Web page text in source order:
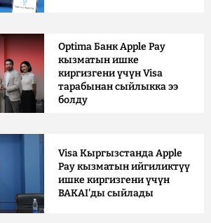
Optima Банк Apple Pay
кызматын ишке
киргизгени үчүн Visa
тарабынан сыйлыкка ээ
болду
Visa Кыргызстанда Apple
Pay кызматын ийгиликтүү
ишке киргизгени үчүн
BAKAI'ды сыйлады